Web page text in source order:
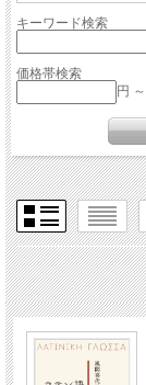
キーワード検索
価格帯検索
円 ～